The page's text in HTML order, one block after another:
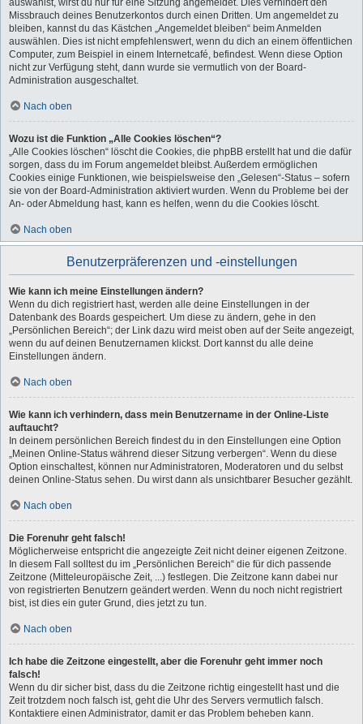
auswählst, wirst du nur für eine Sitzung angemeldet. Dies verhindert den
Missbrauch deines Benutzerkontos durch einen Dritten. Um angemeldet zu
bleiben, kannst du das Kästchen „Angemeldet bleiben“ beim Anmelden
auswählen. Dies ist nicht empfehlenswert, wenn du dich an einem öffentlichen
Computer, zum Beispiel in einem Internetcafé, befindest. Wenn diese Option
nicht zur Verfügung steht, dann wurde sie vermutlich von der Board-
Administration ausgeschaltet.
Nach oben
Wozu ist die Funktion „Alle Cookies löschen“?
„Alle Cookies löschen“ löscht die Cookies, die phpBB erstellt hat und die dafür
sorgen, dass du im Forum angemeldet bleibst. Außerdem ermöglichen
Cookies einige Funktionen, wie beispielsweise den „Gelesen“-Status – sofern
sie von der Board-Administration aktiviert wurden. Wenn du Probleme bei der
An- oder Abmeldung hast, kann es helfen, wenn du die Cookies löscht.
Nach oben
Benutzerpräferenzen und -einstellungen
Wie kann ich meine Einstellungen ändern?
Wenn du dich registriert hast, werden alle deine Einstellungen in der
Datenbank des Boards gespeichert. Um diese zu ändern, gehe in den
„Persönlichen Bereich“; der Link dazu wird meist oben auf der Seite angezeigt,
wenn du auf deinen Benutzernamen klickst. Dort kannst du alle deine
Einstellungen ändern.
Nach oben
Wie kann ich verhindern, dass mein Benutzername in der Online-Liste
auftaucht?
In deinem persönlichen Bereich findest du in den Einstellungen eine Option
„Meinen Online-Status während dieser Sitzung verbergen“. Wenn du diese
Option einschaltest, können nur Administratoren, Moderatoren und du selbst
deinen Online-Status sehen. Du wirst dann als unsichtbarer Besucher gezählt.
Nach oben
Die Forenuhr geht falsch!
Möglicherweise entspricht die angezeigte Zeit nicht deiner eigenen Zeitzone.
In diesem Fall solltest du im „Persönlichen Bereich“ die für dich passende
Zeitzone (Mitteleuropäische Zeit, ...) festlegen. Die Zeitzone kann dabei nur
von registrierten Benutzern geändert werden. Wenn du noch nicht registriert
bist, ist dies ein guter Grund, dies jetzt zu tun.
Nach oben
Ich habe die Zeitzone eingestellt, aber die Forenuhr geht immer noch
falsch!
Wenn du dir sicher bist, dass du die Zeitzone richtig eingestellt hast und die
Zeit trotzdem noch falsch ist, geht die Uhr des Servers vermutlich falsch.
Kontaktiere einen Administrator, damit er das Problem beheben kann.